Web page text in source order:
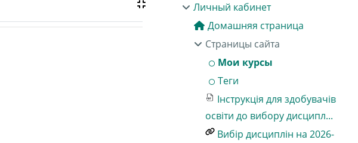
Личный кабинет
Домашняя страница
Страницы сайта
Мои курсы
Теги
Інструкція для здобувачів
освіти до вибору дисципл...
Вибір дисциплін на 2026-